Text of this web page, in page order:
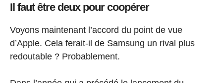
Il faut être deux pour coopérer
Voyons maintenant l’accord du point de vue
d’Apple. Cela ferait-il de Samsung un rival plus
redoutable ? Probablement.